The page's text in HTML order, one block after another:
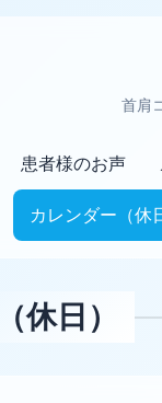
首肩
患者様のお声
カレンダー（休
休日）